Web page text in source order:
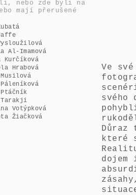
nebo zde byli na
mají přerušené
Al-Imamová
Kurčíková
Hrabová
Tarakji
Votýpková
Žiačková
Ve
svého
Důraz
které